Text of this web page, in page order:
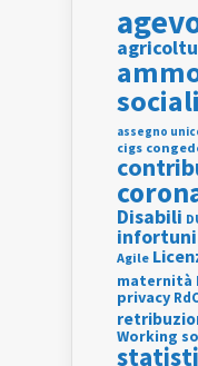
sociali
assegno
cigs
Disabili
infortuni
Agile
maternità
privacy
Working